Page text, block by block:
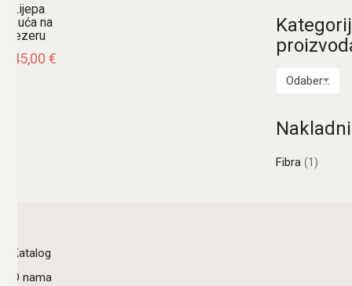
Lijepa
kuća na
jezeru
45,00 €
Odaberi kategoriju
Fibra (1)
Katalog
O nama